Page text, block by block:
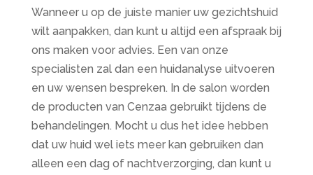
Wanneer u op de juiste manier uw gezichtshuid
wilt aanpakken, dan kunt u altijd een afspraak bij
ons maken voor advies. Een van onze
specialisten zal dan een huidanalyse uitvoeren
en uw wensen bespreken. In de salon worden
de producten van Cenzaa gebruikt tijdens de
behandelingen. Mocht u dus het idee hebben
dat uw huid wel iets meer kan gebruiken dan
alleen een dag of nachtverzorging, dan kunt u